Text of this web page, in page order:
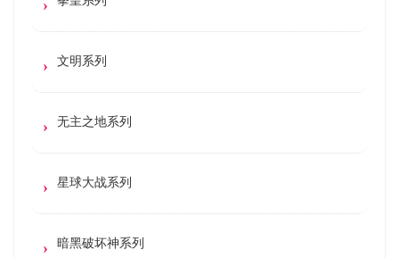
文明系列
无主之地系列
星球大战系列
暗黑破坏神系列